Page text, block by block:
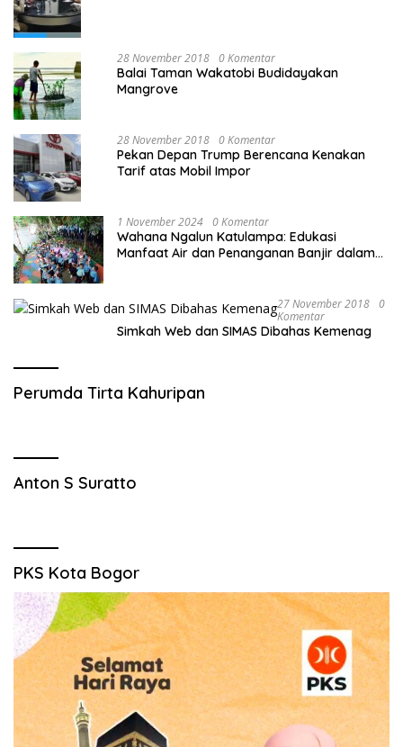
28 November 2018 0 Komentar
Balai Taman Wakatobi Budidayakan
Mangrove
28 November 2018 0 Komentar
Pekan Depan Trump Berencana Kenakan
Tarif atas Mobil Impor
1 November 2024 0 Komentar
Wahana Ngalun Katulampa: Edukasi
Manfaat Air dan Penanganan Banjir dalam
27 November 2018 0
Komentar
Simkah Web dan SIMAS Dibahas Kemenag
Perumda Tirta Kahuripan
Anton S Suratto
PKS Kota Bogor